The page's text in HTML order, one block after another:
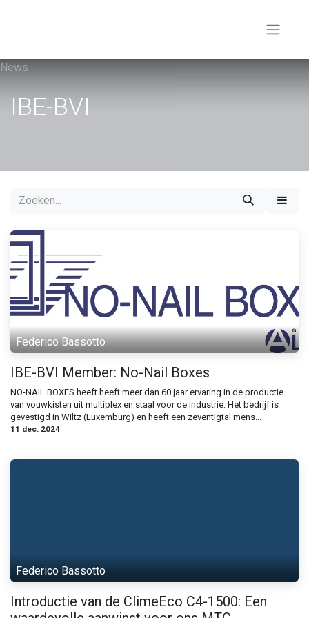
News
​IBE-BVI
Federico Bassotto
IBE-BVI Member: No-Nail Boxes
NO-NAIL BOXES heeft heeft meer dan 60 jaar ervaring in de productie
van vouwkisten uit multiplex en staal voor de industrie. Het bedrijf is
gevestigd in Wiltz (Luxemburg) en heeft een zeventigtal mens...
11 dec. 2024
Federico Bassotto
Introductie van de ClimeEco C4-1500: Een